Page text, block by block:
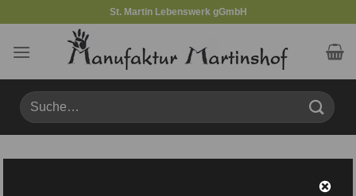
springen
St. Martin Lebenswerk gGmbH
Suche
nach: